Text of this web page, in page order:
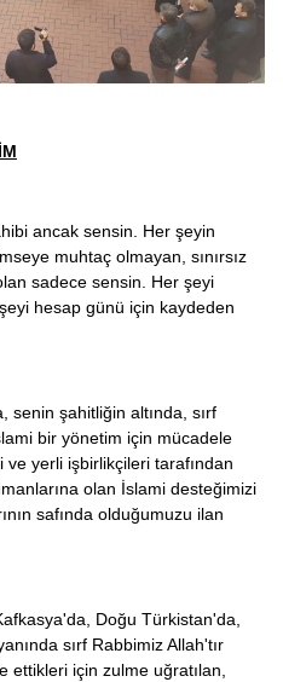
ancak sensin. Her şeyin
muhtaç olmayan, sınırsız
sadece sensin. Her şeyi
hesap günü için kaydeden
senin şahitliğin altında, sırf
bir yönetim için mücadele
yerli işbirlikçileri tarafından
olan İslami desteğimizi
safında olduğumuzu ilan
Doğu Türkistan'da,
sırf Rabbimiz Allah'tır
için zulme uğratılan,